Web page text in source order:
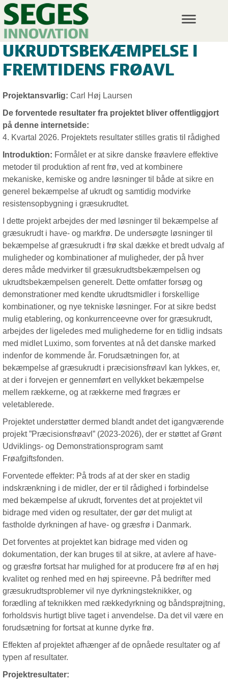
T
i
a
t
i
UKRUDTSBEKÆMPELSE I
FREMTIDENS FRØAVL
Projektansvarlig: Carl Høj Laursen
De forventede resultater fra projektet bliver offentliggjort
på denne internetside:
4. Kvartal 2026. Projektets resultater stilles gratis til rådighed
Introduktion: Formålet er at sikre danske frøavlere effektive
metoder til produktion af rent frø, ved at kombinere
mekaniske, kemiske og andre løsninger til både at sikre en
generel bekæmpelse af ukrudt og samtidig modvirke
resistensopbygning i græsukrudtet.
I dette projekt arbejdes der med løsninger til bekæmpelse af
græsukrudt i have- og markfrø. De undersøgte løsninger til
bekæmpelse af græsukrudt i frø skal dække et bredt udvalg af
muligheder og kombinationer af muligheder, der på hver
deres måde medvirker til græsukrudtsbekæmpelsen og
ukrudtsbekæmpelsen generelt. Dette omfatter forsøg og
demonstrationer med kendte ukrudtsmidler i forskellige
kombinationer, og nye tekniske løsninger. For at sikre bedst
mulig etablering, og konkurrenceevne over for græsukrudt,
arbejdes der ligeledes med mulighederne for en tidlig indsats
med midlet Luximo, som forventes at nå det danske marked
indenfor de kommende år. Forudsætningen for, at
bekæmpelse af græsukrudt i præcisionsfrøavl kan lykkes, er,
at der i forvejen er gennemført en vellykket bekæmpelse
mellem rækkerne, og at rækkerne med frøgræs er
veletablerede.
Projektet understøtter dermed blandt andet det igangværende
projekt ”Præcisionsfrøavl” (2023-2026), der er støttet af Grønt
Udviklings- og Demonstrationsprogram samt
Frøafgiftsfonden.
Forventede effekter: På trods af at der sker en stadig
indskrænkning i de midler, der er til rådighed i forbindelse
med bekæmpelse af ukrudt, forventes det at projektet vil
bidrage med viden og resultater, der gør det muligt at
fastholde dyrkningen af have- og græsfrø i Danmark.
Det forventes at projektet kan bidrage med viden og
dokumentation, der kan bruges til at sikre, at avlere af have-
og græsfrø fortsat har mulighed for at producere frø af en høj
kvalitet og renhed med en høj spireevne. På bedrifter med
græsukrudtsproblemer vil nye dyrkningsteknikker, og
forædling af teknikken med rækkedyrkning og båndsprøjtning,
forholdsvis hurtigt blive taget i anvendelse. Da det vil være en
forudsætning for fortsat at kunne dyrke frø.
Effekten af projektet afhænger af de opnåede resultater og af
typen af resultater.
Projektresultater: